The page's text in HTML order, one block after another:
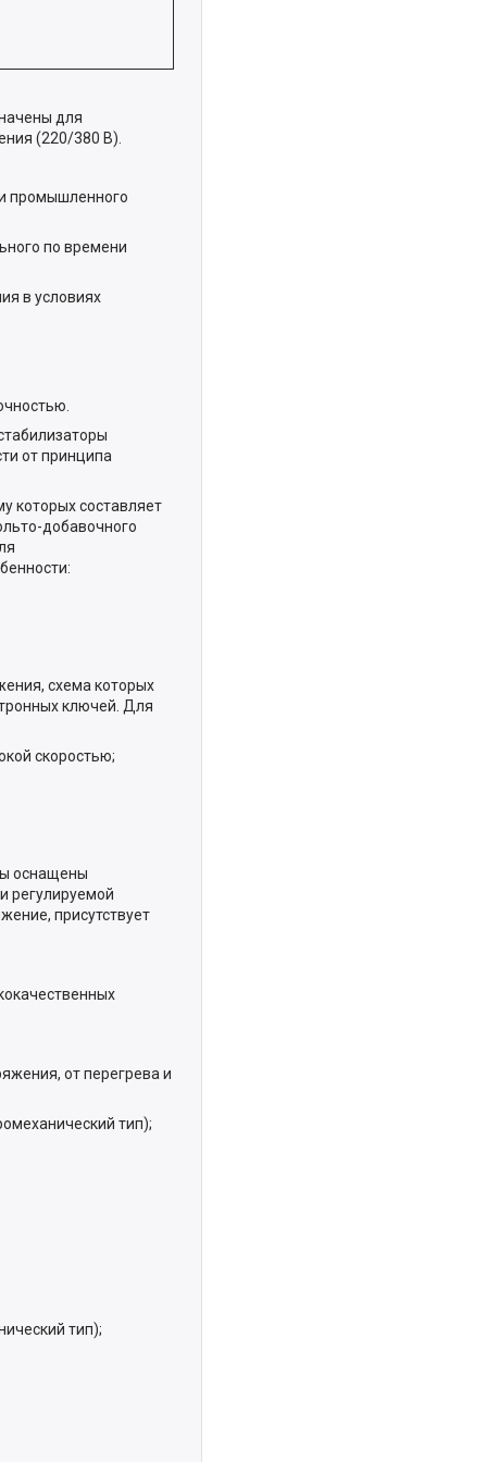
для
(220/380 В).
промышленного
по времени
в условиях
от принципа
которых составляет
добавочного
схема которых
ключей. Для
скоростью;
оснащены
регулируемой
присутствует
от перегрева и
тип);
тип);